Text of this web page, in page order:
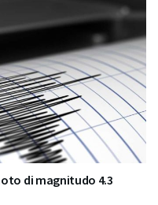
di magnitudo 4.3